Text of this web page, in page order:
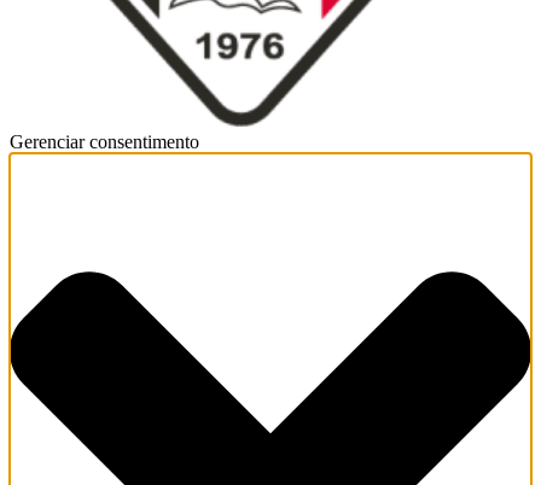
Gerenciar consentimento